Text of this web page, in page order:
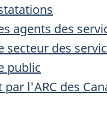
agents des
secteur des
public
l'ARC des